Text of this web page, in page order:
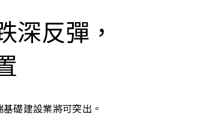
深反彈，
礎建設業將可突出。